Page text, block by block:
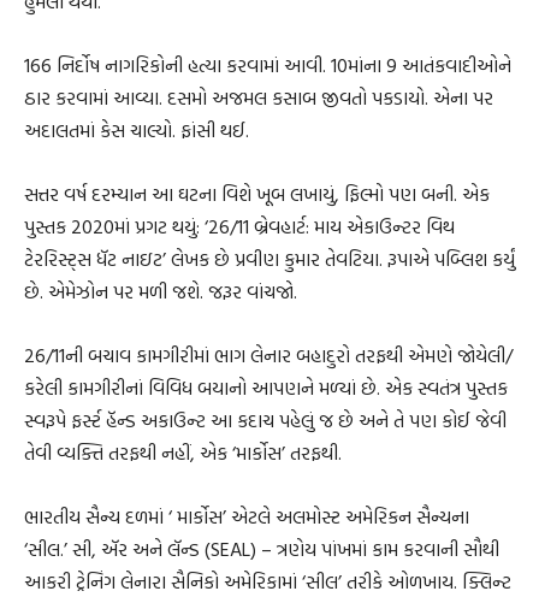
166 નિર્દોષ નાગરિકોની હત્યા કરવામાં આવી. 10માંના 9 આતંકવાદીઓને
ઠાર કરવામાં આવ્યા. દસમો અજમલ કસાબ જીવતો પકડાયો. એના પર
અદાલતમાં કેસ ચાલ્યો. ફાંસી થઈ.
સત્તર વર્ષ દરમ્યાન આ ઘટના વિશે ખૂબ લખાયું, ફિલ્મો પણ બની. એક
પુસ્તક 2020માં પ્રગટ થયું: ‘26/11 બ્રેવહાર્ટ: માય એકાઉન્ટર વિથ
ટેરરિસ્ટ્સ ધૅટ નાઇટ’ લેખક છે પ્રવીણ કુમાર તેવટિયા. રૂપાએ પબ્લિશ કર્યું
છે. એમેઝોન પર મળી જશે. જરૂર વાંચજો.
26/11ની બચાવ કામગીરીમાં ભાગ લેનાર બહાદુરો તરફથી એમણે જોયેલી/
કરેલી કામગીરીનાં વિવિધ બયાનો આપણને મળ્યાં છે. એક સ્વતંત્ર પુસ્તક
સ્વરૂપે ફર્સ્ટ હૅન્ડ અકાઉન્ટ આ કદાચ પહેલું જ છે અને તે પણ કોઈ જેવી
તેવી વ્યક્તિ તરફથી નહીં, એક ‘માર્કોસ’ તરફથી.
ભારતીય સૈન્ય દળમાં ‘ માર્કોસ’ એટલે અલમોસ્ટ અમેરિકન સૈન્યના
‘સીલ.’ સી, ઍર અને લૅન્ડ (SEAL) – ત્રણેય પાંખમાં કામ કરવાની સૌથી
આકરી ટ્રેનિંગ લેનારા સૈનિકો અમેરિકામાં ‘સીલ’ તરીકે ઓળખાય. ક્લિન્ટ